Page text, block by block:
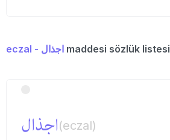
eczal - اجذال maddesi sözlük listesi
اجذال(eczal)